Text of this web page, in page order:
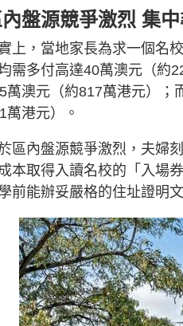
盤源競爭激烈 集中
上，當地家長為求一個名
需多付高達40萬澳元（約
萬澳元（約817萬港元）；
萬港元）。
區內盤源競爭激烈，夫婦
本取得入讀名校的「入場
前能辦妥嚴格的住址證明文